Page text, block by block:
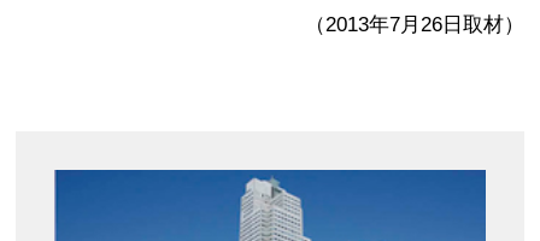
（2013年7月26日取材）